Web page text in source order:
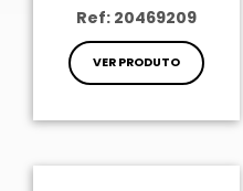
Ref: 20469209
VER PRODUTO